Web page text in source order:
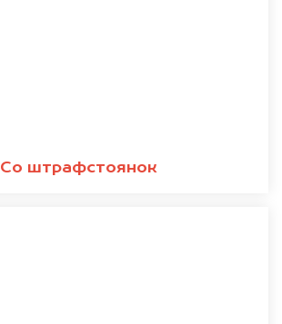
Со штрафстоянок